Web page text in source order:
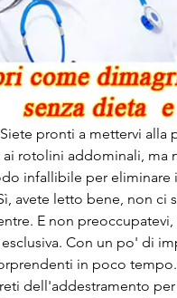
pronti a mettervi alla
rotolini addominali, ma
infallibile per eliminare
avete letto bene, non ci
E non
Con un po' di
in poco
dell'addestramento